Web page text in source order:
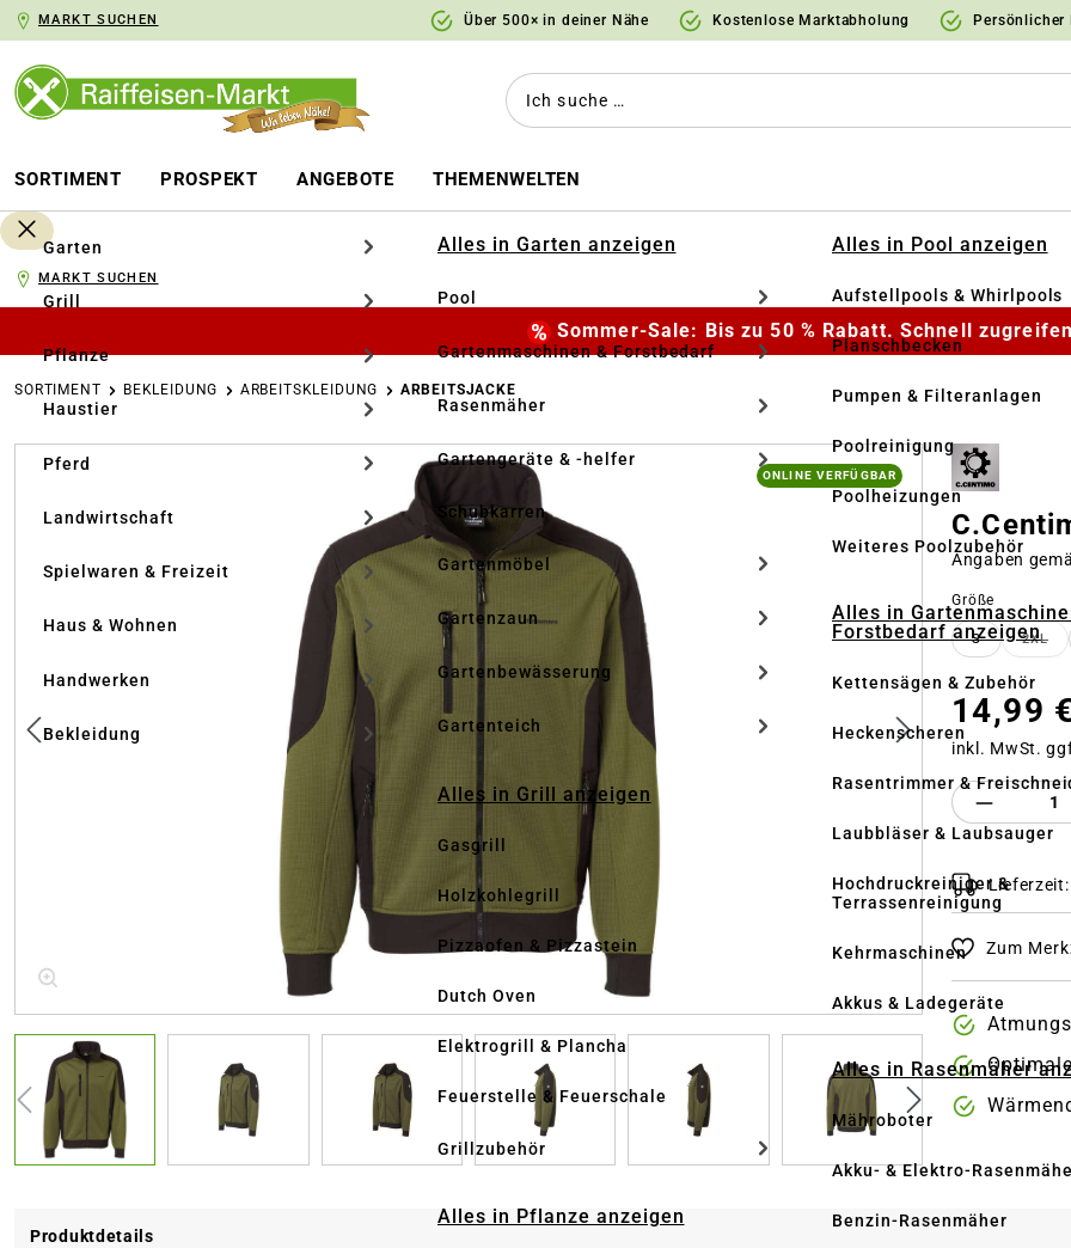
Zur Hauptnavigation springen
MARKT SUCHEN Über 500× in deiner Nähe Kostenlose Marktabholung Persönlicher
SORTIMENT PROSPEKT ANGEBOTE THEMENWELTEN
Garten
Grill
Pflanze
Haustier
Pferd
Landwirtschaft
Spielwaren & Freizeit
Haus & Wohnen
Handwerken
Bekleidung
Alles in Garten anzeigen
Pool
Gartenmaschinen & Forstbedarf
Rasenmäher
Gartengeräte & -helfer
Schubkarren
Gartenmöbel
Gartenzaun
Gartenbewässerung
Gartenteich
Alles in Grill anzeigen
Gasgrill
Holzkohlegrill
Pizzaofen & Pizzastein
Dutch Oven
Elektrogrill & Plancha
Feuerstelle & Feuerschale
Grillzubehör
Alles in Pflanze anzeigen
Alles in Pool anzeigen
Aufstellpools & Whirlpools
Planschbecken
Pumpen & Filteranlagen
Poolreinigung
Poolheizungen
Weiteres Poolzubehör
Alles in
Forstbedarf anzeigen
Kettensägen & Zubehör
Heckenscheren
Rasentrimmer &
Laubbläser & Laubsauger
Hochdruckreiniger &
Terrassenreinigung
Kehrmaschinen
Akkus & Ladegeräte
Alles in Rasenmäher
Mähroboter
Akku- & Elektro-
Benzin-Rasenmäher
MARKT SUCHEN
Sommer-Sale: Bis zu 50 % Rabatt. Schnell
SORTIMENT BEKLEIDUNG ARBEITSKLEIDUNG ARBEITSJACKE
Bildergalerie überspringen
ONLINE VERFÜGBAR
Angaben
Größe
S 2XL
14,99 €
inkl. MwSt.
Produkt
Lieferzeit:
Zum
Produktdetails